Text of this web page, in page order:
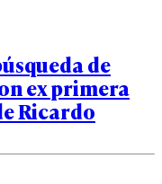
de
ex primera
Ricardo